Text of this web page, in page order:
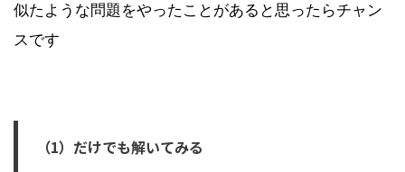
似たような問題をやったことがあると思ったらチャン
スです
（1）だけでも解いてみる